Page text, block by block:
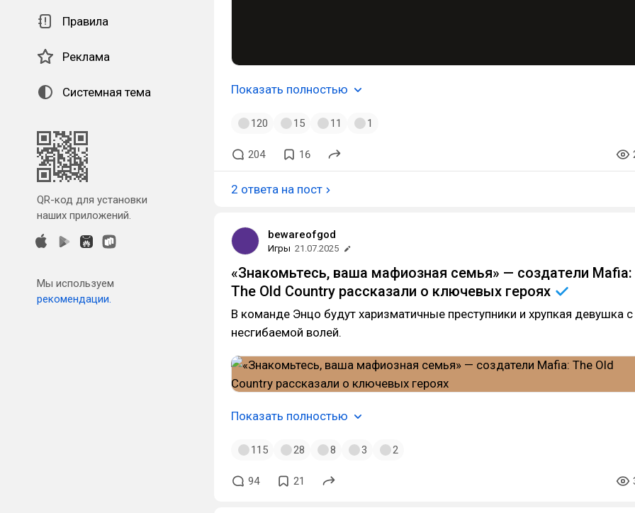
Правила
Реклама
Системная тема
QR-код для установки
наших приложений.
Мы используем
рекомендации.
Показать полностью
120 15 11 1
204 16
2 ответа на пост
bewareofgod
Игры 21.07.2025
«Знакомьтесь, ваша мафиозная семья» — создатели Mafia:
The Old Country рассказали о ключевых героях
В команде Энцо будут харизматичные преступники и хрупкая девушка с
несгибаемой волей.
Показать полностью
115 28 8 3 2
94 21